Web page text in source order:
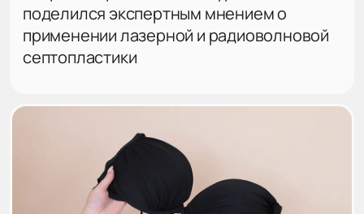
поделился экспертным мнением о
применении лазерной и радиоволновой
септопластики